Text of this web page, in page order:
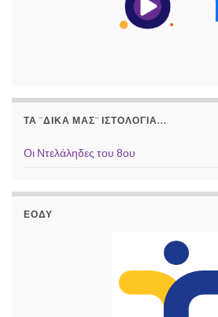
ΤΑ ¨ΔΙΚΆ ΜΑΣ¨ ΙΣΤΟΛΌΓΙΑ...
Οι Ντελάληδες του 8ου
ΕΟΔΥ